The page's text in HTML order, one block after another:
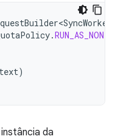
.
)
da